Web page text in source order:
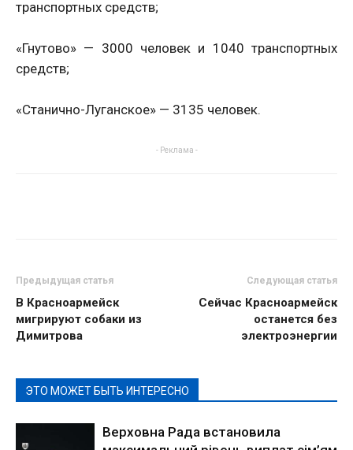
транспортных средств;
«Гнутово» — 3000 человек и 1040 транспортных
средств;
«Станично-Луганское» — 3135 человек.
- Реклама -
Предыдущая статья
В Красноармейск
мигрируют собаки из
Димитрова
Следующая статья
Сейчас Красноармейск
останется без
электроэнергии
ЭТО МОЖЕТ БЫТЬ ИНТЕРЕСНО
Верховна Рада встановила